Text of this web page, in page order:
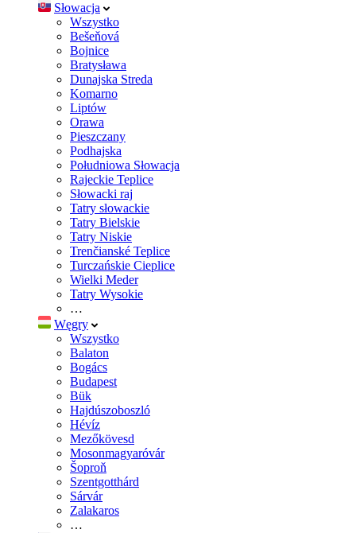
Słowacja
Wszystko
Bešeňová
Bojnice
Bratysława
Dunajska Streda
Komarno
Liptów
Orawa
Pieszczany
Podhajska
Południowa Słowacja
Rajeckie Teplice
Słowacki raj
Tatry słowackie
Tatry Bielskie
Tatry Niskie
Trenčianské Teplice
Turczańskie Cieplice
Wielki Meder
Tatry Wysokie
…
Węgry
Wszystko
Balaton
Bogács
Budapest
Bük
Hajdúszoboszló
Hévíz
Mezőkövesd
Mosonmagyaróvár
Šoproň
Szentgotthárd
Sárvár
Zalakaros
…